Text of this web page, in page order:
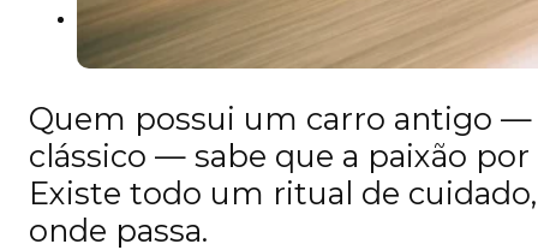
Quem possui um carro antigo —
clássico — sabe que a paixão
Existe todo um ritual de
onde passa.